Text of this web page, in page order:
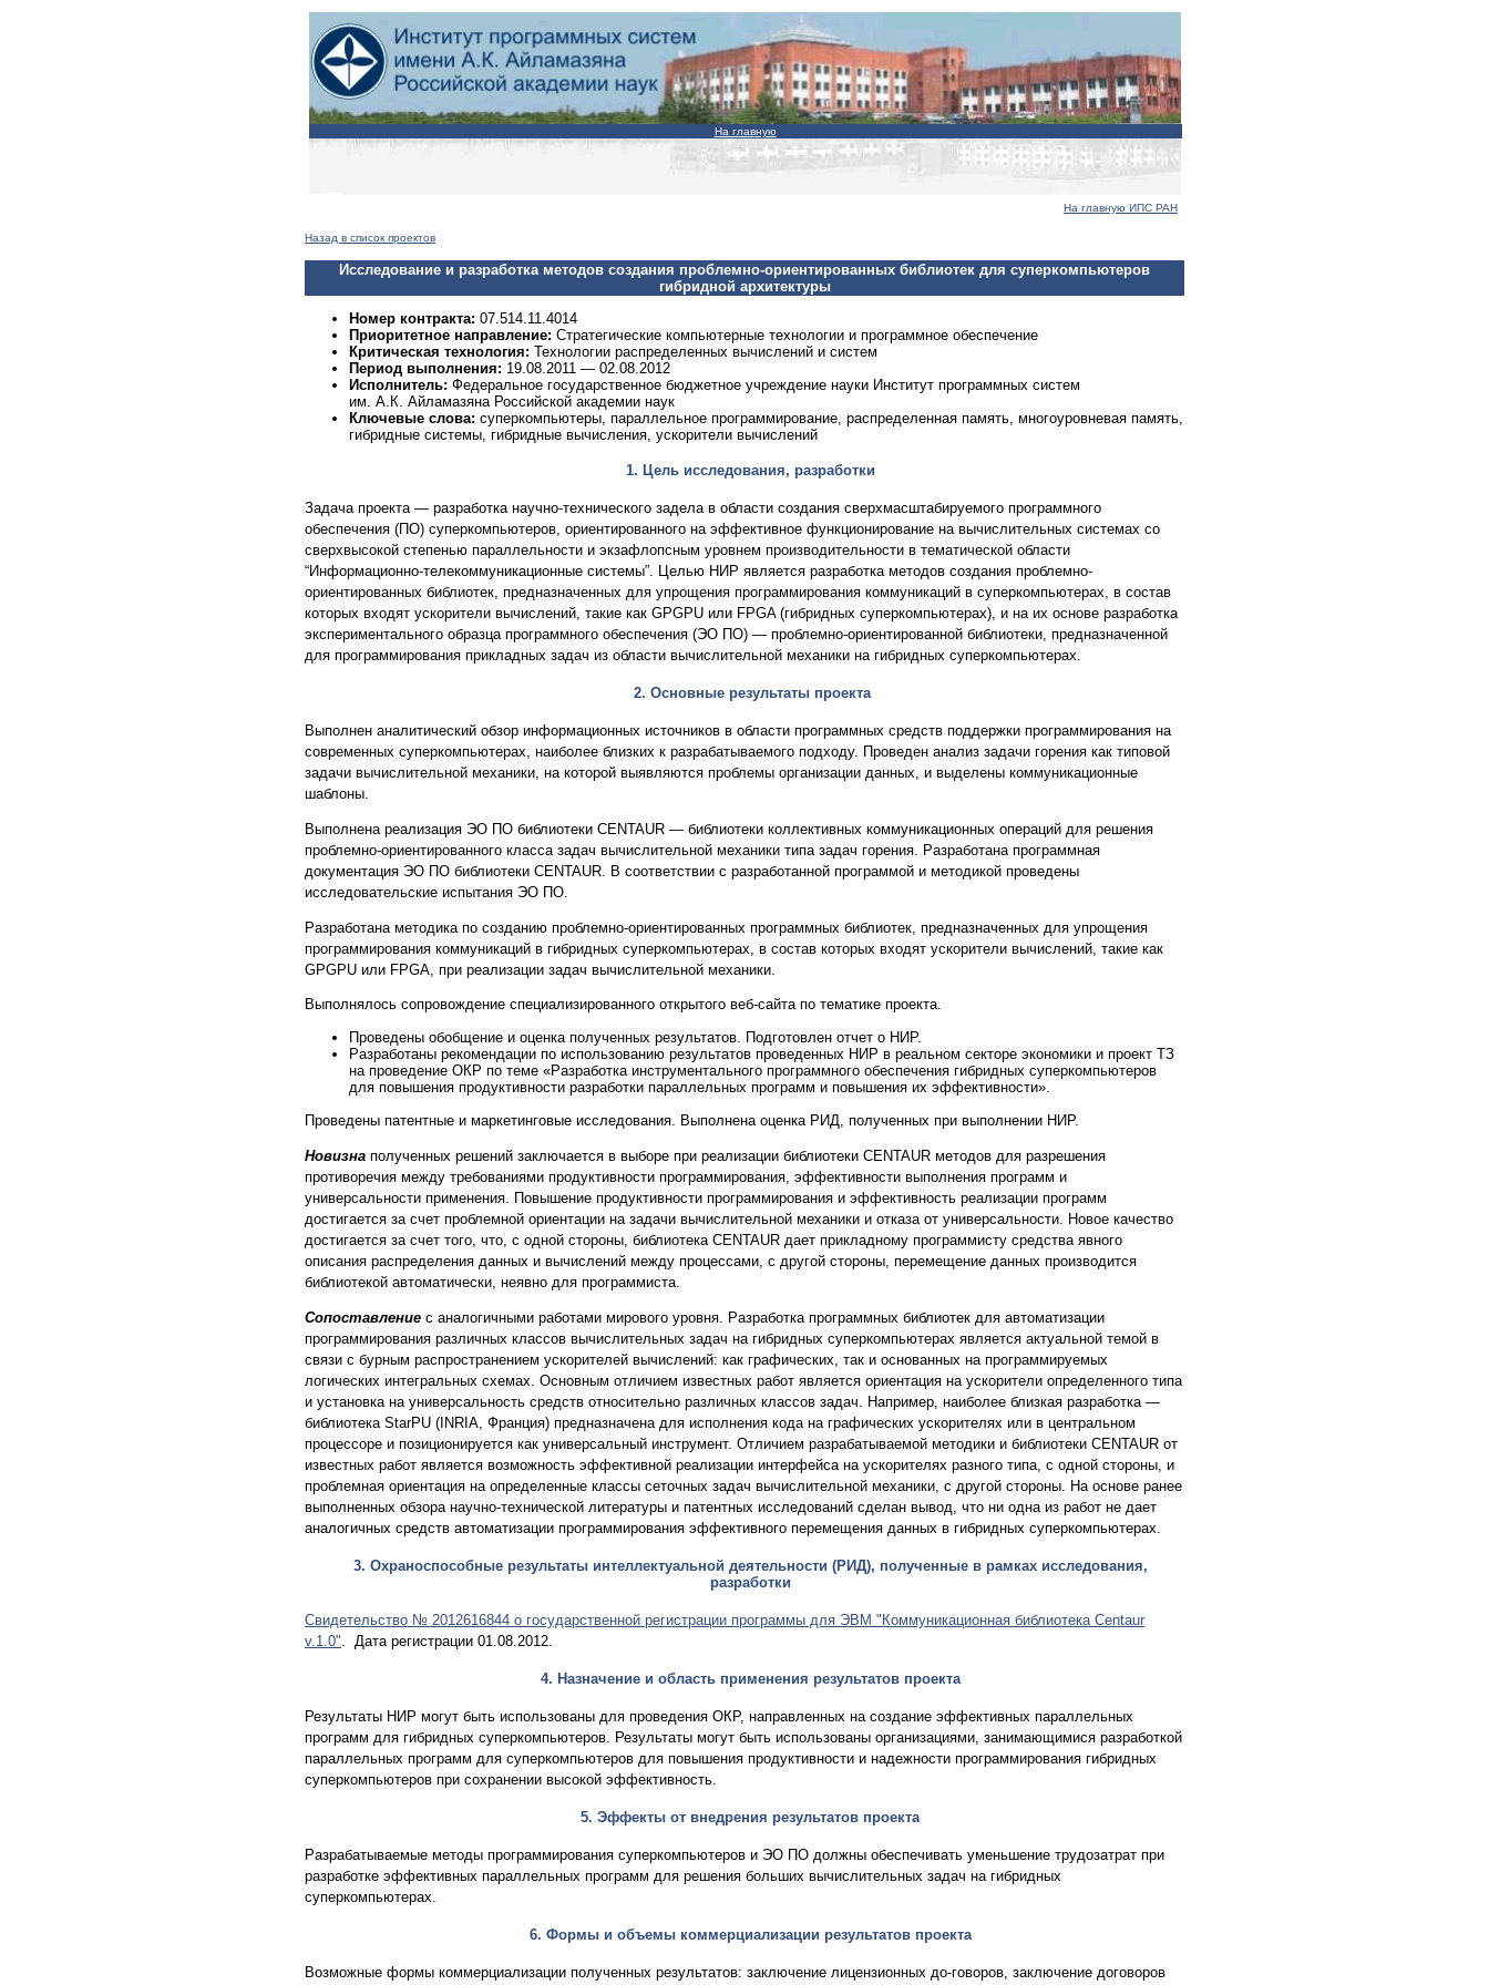
На главную
На главную ИПС РАН
Назад в список проектов
Исследование и разработка методов создания проблемно-ориентированных библиотек для суперкомпьютеров
гибридной архитектуры
Номер контракта: 07.514.11.4014
Приоритетное направление: Стратегические компьютерные технологии и программное обеспечение
Критическая технология: Технологии распределенных вычислений и систем
Период выполнения: 19.08.2011 — 02.08.2012
Исполнитель: Федеральное государственное бюджетное учреждение науки Институт программных систем
им. А.К. Айламазяна Российской академии наук
Ключевые слова: суперкомпьютеры, параллельное программирование, распределенная память, многоуровневая память,
гибридные системы, гибридные вычисления, ускорители вычислений
1. Цель исследования, разработки
Задача проекта — разработка научно-технического задела в области создания сверхмасштабируемого программного
обеспечения (ПО) суперкомпьютеров, ориентированного на эффективное функционирование на вычислительных системах со
сверхвысокой степенью параллельности и экзафлопсным уровнем производительности в тематической области
“Информационно-телекоммуникационные системы”. Целью НИР является разработка методов создания проблемно-
ориентированных библиотек, предназначенных для упрощения программирования коммуникаций в суперкомпьютерах, в состав
которых входят ускорители вычислений, такие как GPGPU или FPGA (гибридных суперкомпьютерах), и на их основе разработка
экспериментального образца программного обеспечения (ЭО ПО) — проблемно-ориентированной библиотеки, предназначенной
для программирования прикладных задач из области вычислительной механики на гибридных суперкомпьютерах.
2. Основные результаты проекта
Выполнен аналитический обзор информационных источников в области программных средств поддержки программирования на
современных суперкомпьютерах, наиболее близких к разрабатываемого подходу. Проведен анализ задачи горения как типовой
задачи вычислительной механики, на которой выявляются проблемы организации данных, и выделены коммуникационные
шаблоны.
Выполнена реализация ЭО ПО библиотеки CENTAUR — библиотеки коллективных коммуникационных операций для решения
проблемно-ориентированного класса задач вычислительной механики типа задач горения. Разработана программная
документация ЭО ПО библиотеки CENTAUR. В соответствии с разработанной программой и методикой проведены
исследовательские испытания ЭО ПО.
Разработана методика по созданию проблемно-ориентированных программных библиотек, предназначенных для упрощения
программирования коммуникаций в гибридных суперкомпьютерах, в состав которых входят ускорители вычислений, такие как
GPGPU или FPGA, при реализации задач вычислительной механики.
Выполнялось сопровождение специализированного открытого веб-сайта по тематике проекта.
Проведены обобщение и оценка полученных результатов. Подготовлен отчет о НИР.
Разработаны рекомендации по использованию результатов проведенных НИР в реальном секторе экономики и проект ТЗ
на проведение ОКР по теме «Разработка инструментального программного обеспечения гибридных суперкомпьютеров
для повышения продуктивности разработки параллельных программ и повышения их эффективности».
Проведены патентные и маркетинговые исследования. Выполнена оценка РИД, полученных при выполнении НИР.
Новизна полученных решений заключается в выборе при реализации библиотеки CENTAUR методов для разрешения
противоречия между требованиями продуктивности программирования, эффективности выполнения программ и
универсальности применения. Повышение продуктивности программирования и эффективность реализации программ
достигается за счет проблемной ориентации на задачи вычислительной механики и отказа от универсальности. Новое качество
достигается за счет того, что, с одной стороны, библиотека CENTAUR дает прикладному программисту средства явного
описания распределения данных и вычислений между процессами, с другой стороны, перемещение данных производится
библиотекой автоматически, неявно для программиста.
Сопоставление с аналогичными работами мирового уровня. Разработка программных библиотек для автоматизации
программирования различных классов вычислительных задач на гибридных суперкомпьютерах является актуальной темой в
связи с бурным распространением ускорителей вычислений: как графических, так и основанных на программируемых
логических интегральных схемах. Основным отличием известных работ является ориентация на ускорители определенного типа
и установка на универсальность средств относительно различных классов задач. Например, наиболее близкая разработка —
библиотека StarPU (INRIA, Франция) предназначена для исполнения кода на графических ускорителях или в центральном
процессоре и позиционируется как универсальный инструмент. Отличием разрабатываемой методики и библиотеки CENTAUR от
известных работ является возможность эффективной реализации интерфейса на ускорителях разного типа, с одной стороны, и
проблемная ориентация на определенные классы сеточных задач вычислительной механики, с другой стороны. На основе ранее
выполненных обзора научно-технической литературы и патентных исследований сделан вывод, что ни одна из работ не дает
аналогичных средств автоматизации программирования эффективного перемещения данных в гибридных суперкомпьютерах.
3. Охраноспособные результаты интеллектуальной деятельности (РИД), полученные в рамках исследования,
разработки
Свидетельство № 2012616844 о государственной регистрации программы для ЭВМ "Коммуникационная библиотека Centaur
v.1.0"
Дата регистрации 01.08.2012.
4. Назначение и область применения результатов проекта
Результаты НИР могут быть использованы для проведения ОКР, направленных на создание эффективных параллельных
программ для гибридных суперкомпьютеров. Результаты могут быть использованы организациями, занимающимися разработкой
параллельных программ для суперкомпьютеров для повышения продуктивности и надежности программирования гибридных
суперкомпьютеров при сохранении высокой эффективность.
5. Эффекты от внедрения результатов проекта
Разрабатываемые методы программирования суперкомпьютеров и ЭО ПО должны обеспечивать уменьшение трудозатрат при
разработке эффективных параллельных программ для решения больших вычислительных задач на гибридных
суперкомпьютерах.
6. Формы и объемы коммерциализации результатов проекта
Возможные формы коммерциализации полученных результатов: заключение лицензионных до-говоров, заключение договоров